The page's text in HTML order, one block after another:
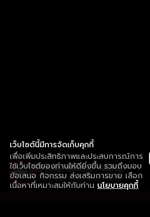
เว็บไซต์นี้มีการจัดเก็บคุกกี้
เพื่อเพิ่มประสิทธิภาพและประสบการณ์การ
ใช้เว็บไซต์ของท่านให้ดียิ่งขึ้น รวมถึงมอบ
ข้อเสนอ กิจกรรม ส่งเสริมการขาย เลือก
เนื้อหาที่เหมาะสมให้กับท่าน นโยบายคุกกี้
ใช้งานแอป ลื่นไหลกว่า ไม่มีสะดุด
ดาวน์โหลดแอปเพื่อการรับชมที่ดีกว่า